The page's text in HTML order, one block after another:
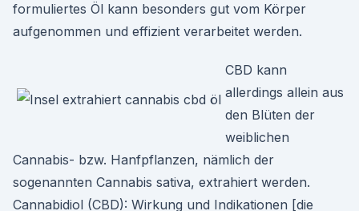
formuliertes Öl kann besonders gut vom Körper
aufgenommen und effizient verarbeitet werden.
CBD kann
allerdings allein aus
den Blüten der
weiblichen
Cannabis- bzw. Hanfpflanzen, nämlich der
sogenannten Cannabis sativa, extrahiert werden.
Cannabidiol (CBD): Wirkung und Indikationen [die